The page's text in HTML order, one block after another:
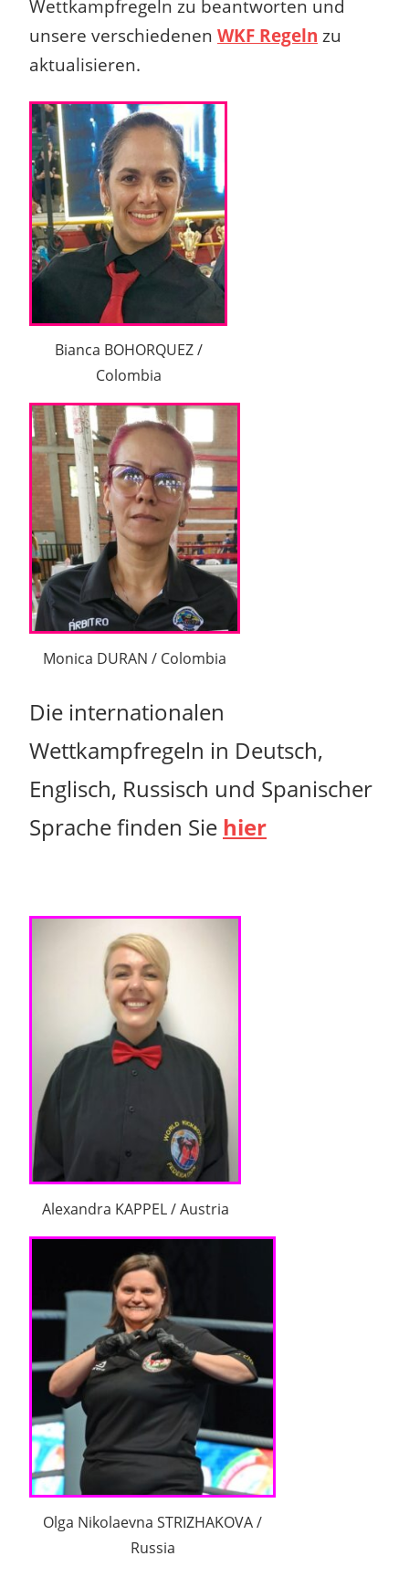
Wettkampfregeln zu beantworten und
unsere verschiedenen WKF Regeln zu
aktualisieren.
Bianca BOHORQUEZ /
Colombia
Monica DURAN / Colombia
Die internationalen
Wettkampfregeln in Deutsch,
Englisch, Russisch und Spanischer
Sprache finden Sie hier
Alexandra KAPPEL / Austria
Olga Nikolaevna STRIZHAKOVA /
Russia